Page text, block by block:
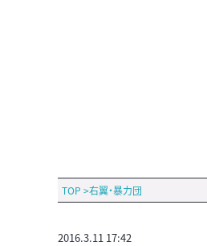
TOP >右翼・暴力団
2016.3.11 17:42